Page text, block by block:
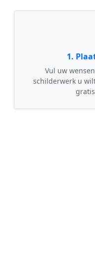
1.
Vul uw
schilderwerk u